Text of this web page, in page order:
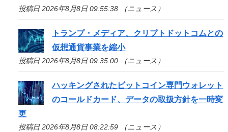
投稿日 2026年8月8日 09:55:38 （ニュース）
トランプ・メディア、クリプトドットコムとの
仮想通貨事業を縮小
投稿日 2026年8月8日 09:35:00 （ニュース）
ハッキングされたビットコイン専門ウォレット
のコールドカード、データの取扱方針を一時変
更
投稿日 2026年8月8日 08:22:59 （ニュース）